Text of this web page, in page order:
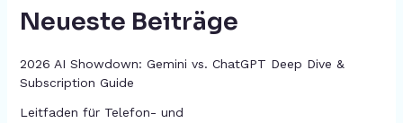
Neueste Beiträge
2026 AI Showdown: Gemini vs. ChatGPT Deep Dive &
Subscription Guide
Leitfaden für Telefon- und